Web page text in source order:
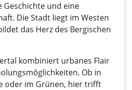
und eine
Die Stadt liegt im Westen
das Herz des Bergischen
kombiniert urbanes Flair
Ob in
oder im Grünen, hier trifft